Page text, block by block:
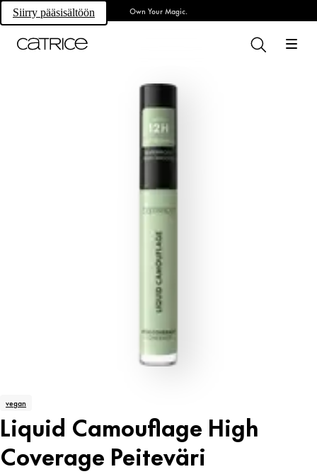
Siirry pääsisältöön Own Your Magic.
vegan
Liquid Camouflage High
Coverage Peiteväri